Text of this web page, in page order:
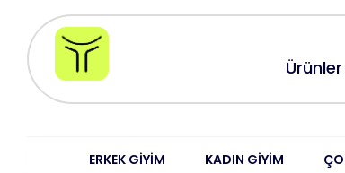
Ürünler
ERKEK GİYİM KADIN GİYİM